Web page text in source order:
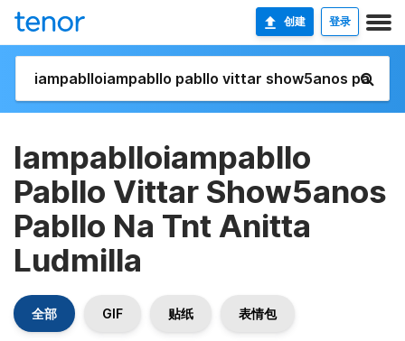
创建 登录
Iampablloiampabllo
Pabllo Vittar Show5anos
Pabllo Na Tnt Anitta
Ludmilla
全部 GIF 贴纸 表情包